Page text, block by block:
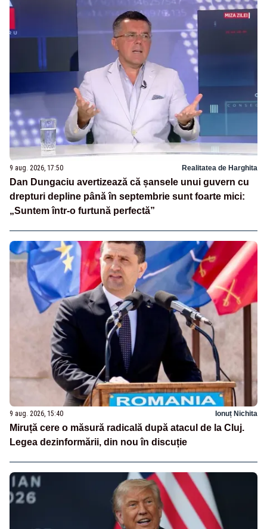
9 aug. 2026, 17:50 Realitatea de Harghita
Dan Dungaciu avertizează că șansele unui guvern cu
drepturi depline până în septembrie sunt foarte mici:
„Suntem într-o furtună perfectă”
9 aug. 2026, 15:40 Ionuț Nichita
Miruță cere o măsură radicală după atacul de la Cluj.
Legea dezinformării, din nou în discuție